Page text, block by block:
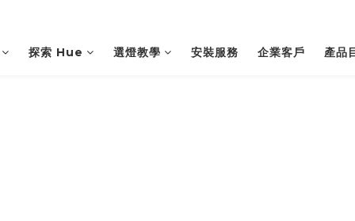
探索 Hue 選燈教學 安裝服務 企業客戶 產品